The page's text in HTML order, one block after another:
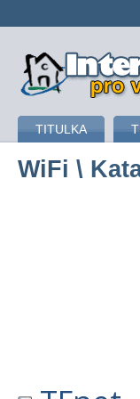
připojení k
TITULKA
WiFi \